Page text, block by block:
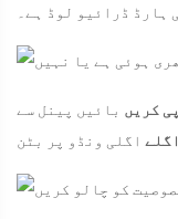
ڈرائیو لوڈ ہے۔
کریں بائیں پینل سے
اگلے